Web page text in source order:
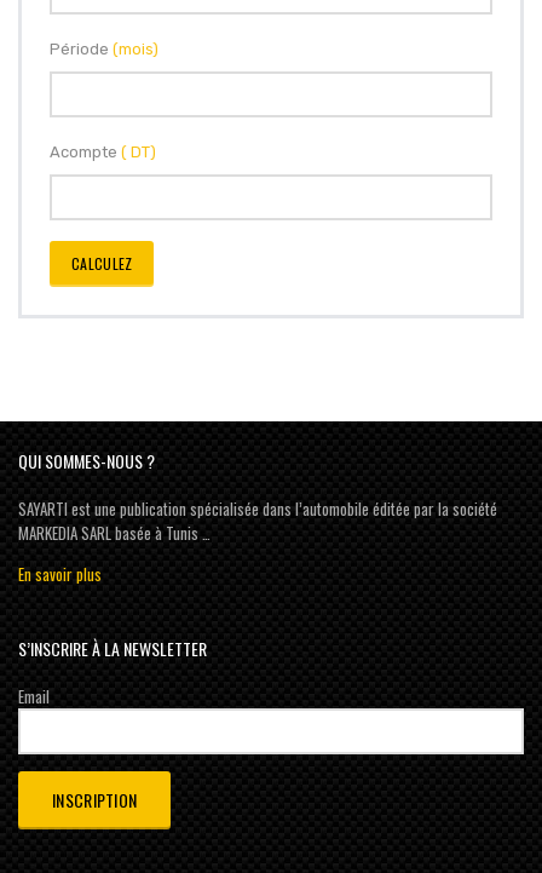
Période (mois)
Acompte ( DT)
CALCULEZ
QUI SOMMES-NOUS ?
SAYARTI est une publication spécialisée dans l’automobile éditée par la société
MARKEDIA SARL basée à Tunis …
En savoir plus
S’INSCRIRE À LA NEWSLETTER
Email